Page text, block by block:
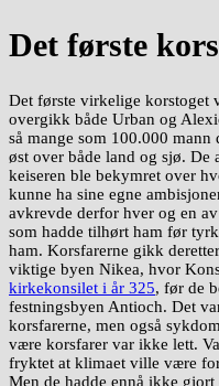
Det første
Det første virkelige korstoget
overgikk både Urban og
så mange som 100.000
øst over både land og sjø.
keiseren ble bekymret over
kunne ha sine egne
avkrevde derfor hver og en
som hadde tilhørt ham før
ham. Korsfarerne gikk
viktige byen Nikea, hvor
kirkekonsilet i år 325, før de
festningsbyen Antioch. Det
korsfarerne, men også
være korsfarer var ikke lett.
fryktet at klimaet ville være
Men de hadde ennå ikke